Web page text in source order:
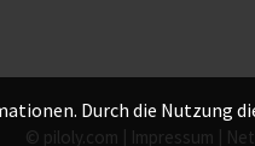
© piloly.com | Impressum |
Durch die Nutzung